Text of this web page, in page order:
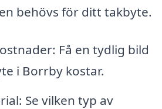
behövs för ditt takbyte.
Få en tydlig bild
i Borrby kostar.
Se vilken typ av